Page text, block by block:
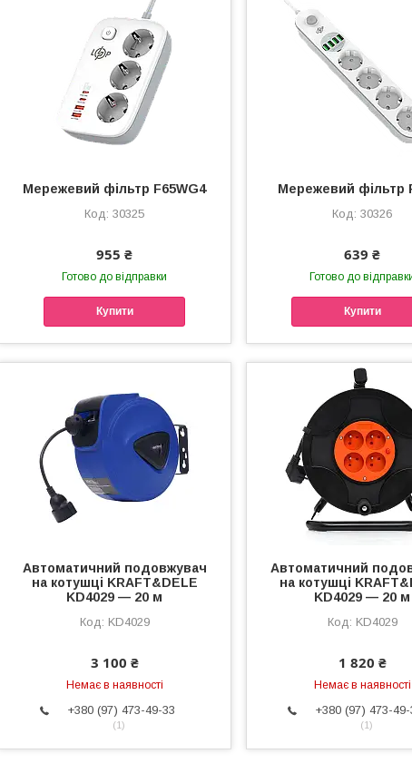
Мережевий фільтр F65WG4
30325
955 ₴
Готово до відправки
Купити
Мережевий фільтр
30326
639 ₴
Готово до
Купити
Автоматичний подовжувач
на котушці KRAFT&DELE
KD4029 — 20 м
KD4029
3 100 ₴
Немає в наявності
+380 (97) 473-49-33
1
Автоматичний
на котушці
KD4029 — 20 м
KD4029
1 820 ₴
Немає в наявності
+380 (97) 473-49-
1